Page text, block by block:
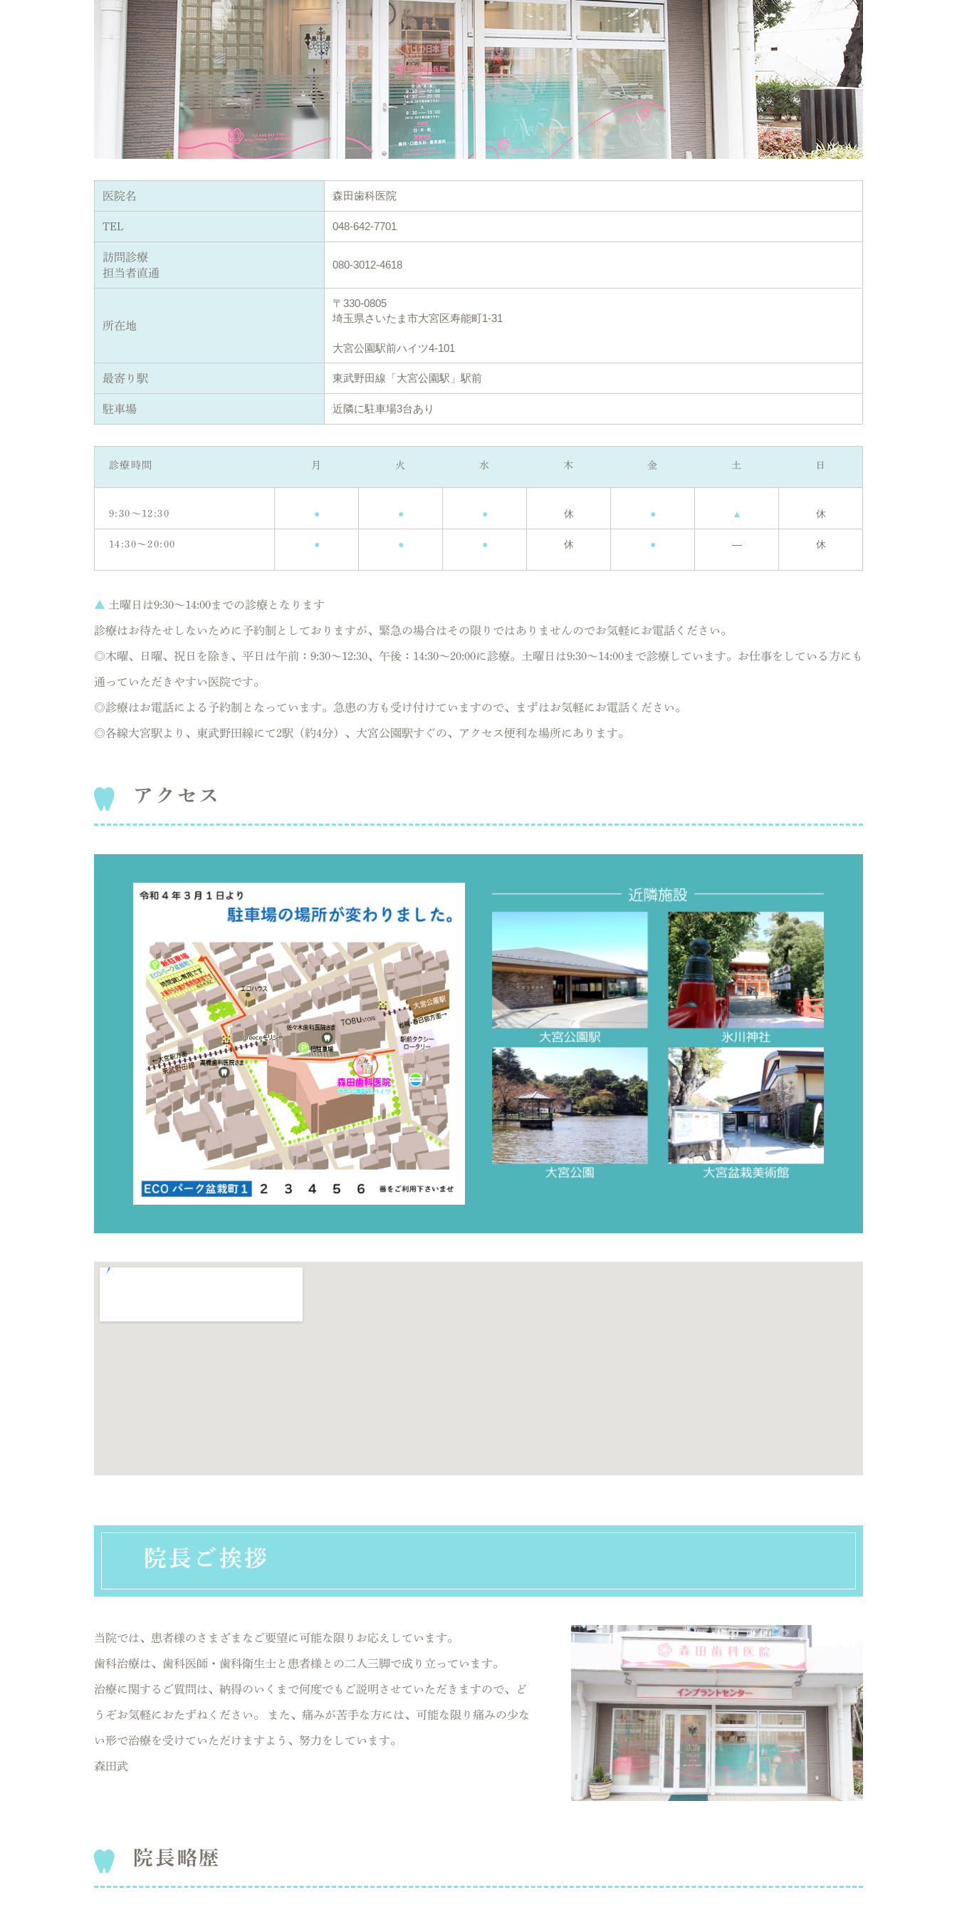
医院名 森田歯科医院
TEL 048-642-7701
訪問診療
担当者直通
080-3012-4618
所在地
〒330-0805
埼玉県さいたま市大宮区寿能町1-31
大宮公園駅前ハイツ4-101
最寄り駅 東武野田線「大宮公園駅」駅前
駐車場 近隣に駐車場3台あり
診療時間 月 火 水 木 金 土 日
9:30～12:30 ● ● ● 休 ● ▲ 休
14:30～20:00 ● ● ● 休 ● ― 休
▲ 土曜日は9:30～14:00までの診療となります
診療はお待たせしないために予約制としておりますが、緊急の場合はその限りではありませんのでお気軽にお電話ください。
◎木曜、日曜、祝日を除き、平日は午前：9:30～12:30、午後：14:30～20:00に診療。土曜日は9:30～14:00まで診療しています。 お仕事をしている方にも
通っていただきやすい医院です。
◎診療はお電話による予約制となっています。急患の方も受け付けていますので、まずはお気軽にお電話ください。
◎各線大宮駅より、東武野田線にて2駅（約4分）、大宮公園駅すぐの、アクセス便利な場所にあります。
アクセス
院長ご挨拶
当院では、患者様のさまざまなご要望に可能な限りお応えしています。
歯科治療は、歯科医師・歯科衛生士と患者様との二人三脚で成り立っています。
治療に関するご質問は、納得のいくまで何度でもご説明させていただきますので、ど
うぞお気軽におたずねください。 また、痛みが苦手な方には、可能な限り痛みの少な
い形で治療を受けていただけますよう、努力をしています。
森田武
院長略歴